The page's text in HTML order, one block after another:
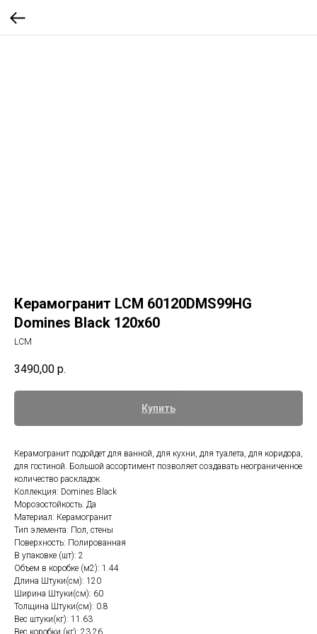
Керамогранит LCM 60120DMS99HG
Domines Black 120х60
LCM
3490,00 р.
Купить
Керамогранит подойдет для ванной, для кухни, для туалета, для коридора,
для гостиной. Большой ассортимент позволяет создавать неограниченное
количество раскладок.
Коллекция: Domines Black
Морозостойкость: Да
Материал: Керамогранит
Тип элемента: Пол, стены
Поверхность: Полированная
В упаковке (шт): 2
Объем в коробке (м2): 1.44
Длина Штуки(см): 120
Ширина Штуки(см): 60
Толщина Штуки(см): 0.8
Вес штуки(кг): 11.63